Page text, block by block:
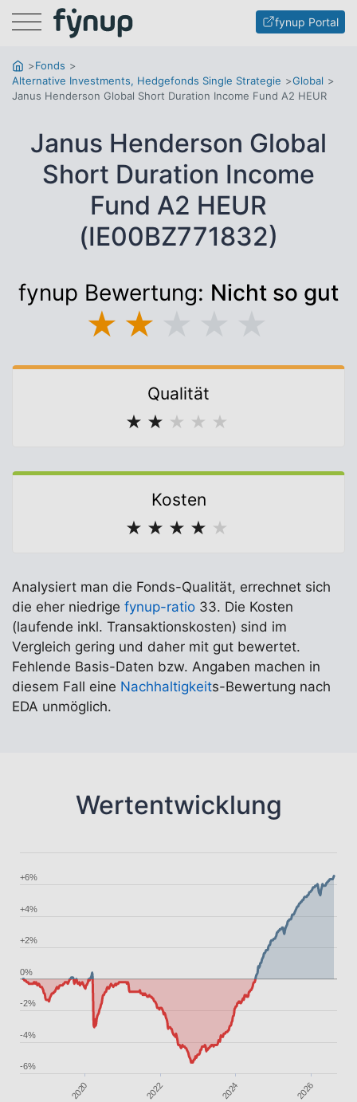
Menu fynup Portal
Fonds
Alternative Investments, Hedgefonds Single Strategie
Global
Janus Henderson Global Short Duration Income Fund A2 HEUR
Janus Henderson Global
Short Duration Income
Fund A2 HEUR
(IE00BZ771832)
fynup Bewertung: Nicht so gut
★ ★
Qualität
★ ★ ★ ★ ★
Kosten
★ ★ ★ ★ ★
Analysiert man die Fonds-Qualität, errechnet sich
die eher niedrige fynup-ratio 33. Die Kosten
(laufende inkl. Transaktionskosten) sind im
Vergleich gering und daher mit gut bewertet.
Fehlende Basis-Daten bzw. Angaben machen in
diesem Fall eine Nachhaltigkeits-Bewertung nach
EDA unmöglich.
Wertentwicklung
2020 2022 2024 2026
-6%
-4%
-2%
0%
+2%
+4%
+6%